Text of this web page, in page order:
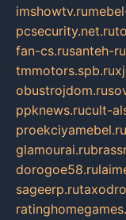
imshowtv.ru
pcsecurity.net.ru
fan-cs.rusanteh-
tmmotors.spb.ru
obustrojdom.ru
ppknews.rucult-
proekciyamebel.ru
glamourai.ru
dorogoe58.ru
sageerp.ru